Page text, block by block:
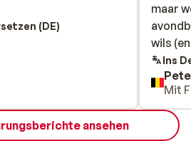
(DE)
maar
wils
moet
Er is
kan
met 4
maar
wils
Ins
Mit
ansehen